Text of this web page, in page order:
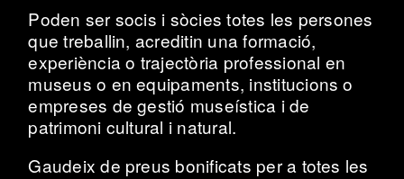
Poden ser socis i sòcies totes les persones
que treballin, acreditin una formació,
experiència o trajectòria professional en
museus o en equipaments, institucions o
empreses de gestió museística i de
patrimoni cultural i natural.
Gaudeix de preus bonificats per a totes les